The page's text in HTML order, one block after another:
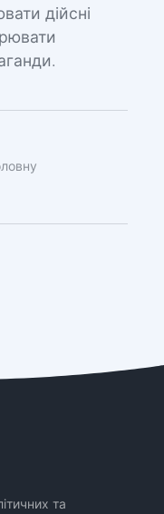
дійсні
та